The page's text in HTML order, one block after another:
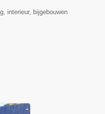
interieur, bijgebouwen